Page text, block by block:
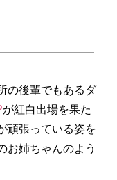
の後輩でもあるダ
が紅白出場を果た
頑張っている姿を
お姉ちゃんのよう